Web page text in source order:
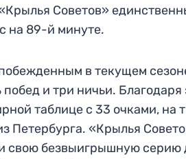
Советов»
на 89-й минуте.
в текущем
и три ничьи. Благодаря
таблице с 33 очками, на
Петербурга. «Крылья
свою безвыигрышную серию